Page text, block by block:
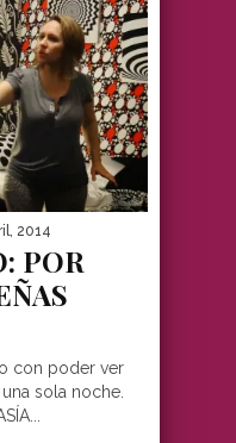
2014
POR
con poder ver
sola noche.